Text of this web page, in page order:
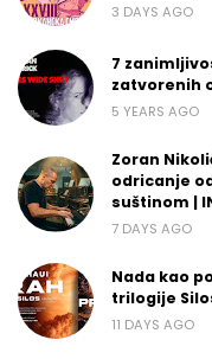
3 DAYS AGO
7
zatvorenih
5 YEARS AGO
Zoran
odricanje
suštinom |
7 DAYS AGO
Nada kao
trilogije
11 DAYS AGO